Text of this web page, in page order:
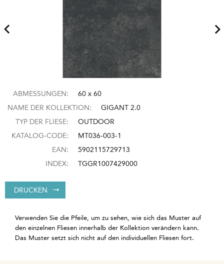
ABMESSUNGEN:
60 x 60
NAME DER KOLLEKTION:
GIGANT 2.0
TYP DER FLIESE:
OUTDOOR
KATALOG-CODE:
MT036-003-1
EAN:
5902115729713
INDEX:
TGGR1007429000
DRUCKEN
Verwenden Sie die Pfeile, um zu sehen, wie sich das Muster auf
den einzelnen Fliesen innerhalb der Kollektion verändern kann.
Das Muster setzt sich nicht auf den individuellen Fliesen fort.